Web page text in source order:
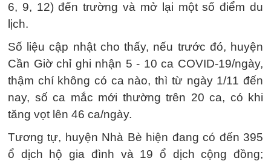
6, 9, 12) đến trường và mở lại một số điểm du
lịch.
Số liệu cập nhật cho thấy, nếu trước đó, huyện
Cần Giờ chỉ ghi nhận 5 - 10 ca COVID-19/ngày,
thậm chí không có ca nào, thì từ ngày 1/11 đến
nay, số ca mắc mới thường trên 20 ca, có khi
tăng vọt lên 46 ca/ngày.
Tương tự, huyện Nhà Bè hiện đang có đến 395
ổ dịch hộ gia đình và 19 ổ dịch cộng đồng;